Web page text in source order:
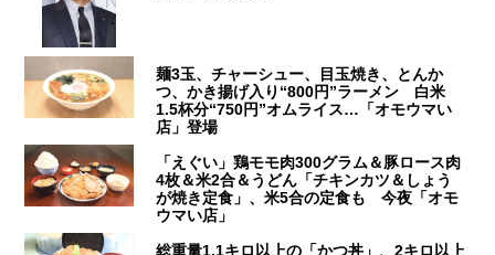
麺3玉、チャーシュー、目玉焼き、とんか
つ、かき揚げ入り“800円”ラーメン 白米
1.5杯分“750円”オムライス…「オモウマい
店」登場
「えぐい」鶏モモ肉300グラム＆豚ロース肉
4枚＆米2合＆うどん「チキンカツ＆しょう
が焼き定食」、米5合の定食も 今夜「オモ
ウマい店」
総重量1.1キロ以上の「かつ丼」、2キロ以上